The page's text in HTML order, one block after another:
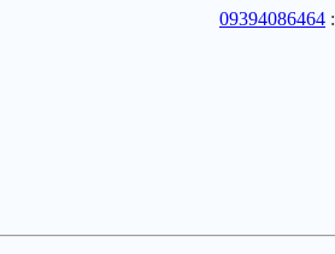
09394086464